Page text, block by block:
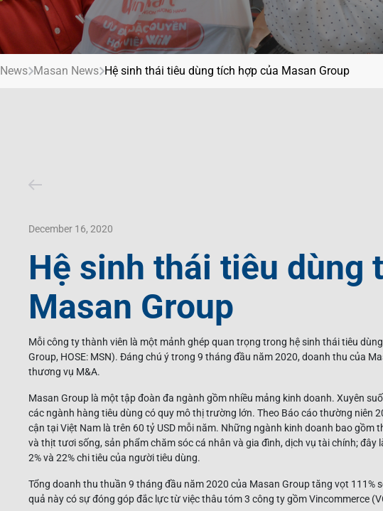
Livelihood
Market News
Invest In Vietnam
Photo Gallery
Press Releases
Contact Us
News Masan News Hệ sinh thái tiêu dùng tích hợp của Masan Group
December 16, 2020
Hệ sinh thái tiêu dùng
Masan Group
Mỗi công ty thành viên là một mảnh ghép quan trọng trong hệ sinh thái tiêu
Group, HOSE: MSN). Đáng chú ý trong 9 tháng đầu năm 2020, doanh thu của
thương vụ M&A.
Masan Group là một tập đoàn đa ngành gồm nhiều mảng kinh doanh. Xuyên
các ngành hàng tiêu dùng có quy mô thị trường lớn. Theo Báo cáo thường niên
cận tại Việt Nam là trên 60 tỷ USD mỗi năm. Những ngành kinh doanh bao gồm
và thịt tươi sống, sản phẩm chăm sóc cá nhân và gia đình, dịch vụ tài chính; đây
2% và 22% chi tiêu của người tiêu dùng.
Tổng doanh thu thuần 9 tháng đầu năm 2020 của Masan Group tăng vọt 111%
quả này có sự đóng góp đắc lực từ việc thâu tóm 3 công ty gồm Vincommerce